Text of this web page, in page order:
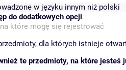
w języku innym niż polski
do dodatkowych opcji
które mogę się rejestrować
dla których istnieje
te przedmioty, na które jesteś